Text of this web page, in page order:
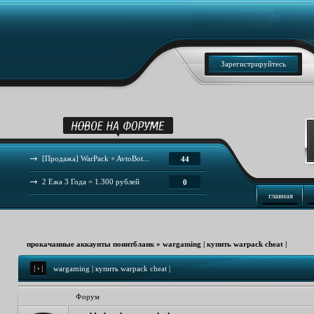
Зарегистрируйтесь
44
[Продажа] WarPack + AvtoBot...
0
2 Ежа 3 Года = 1.300 рублей
главная
прокачанные аккаунты поинтбланк » wargaming | купить warpack cheat |
wargaming | купить warpack cheat |
Форум